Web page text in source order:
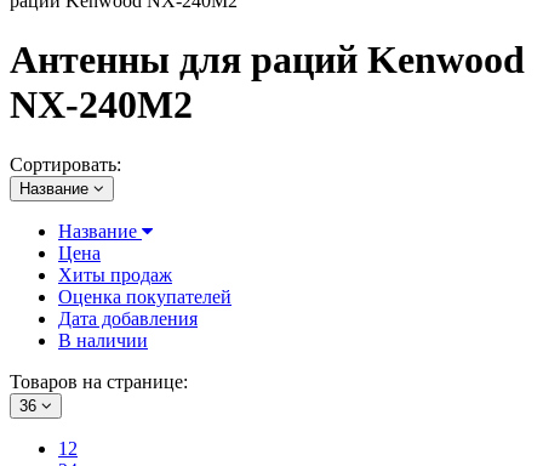
Антенны для раций Kenwood
NX-240M2
Сортировать:
Название
Название
Цена
Хиты продаж
Оценка покупателей
Дата добавления
В наличии
Товаров на странице:
36
12